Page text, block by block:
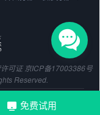
免费试用
可证 京ICP备17003386号
Reserved.